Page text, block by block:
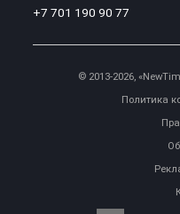
+7 701 190 90 77
© 2013-2026,
Политика